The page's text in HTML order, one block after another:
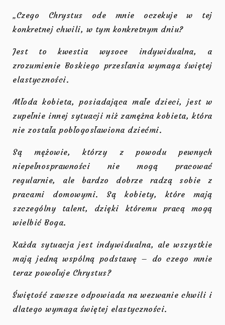
„Czego Chrystus ode mnie oczekuje w tej
konkretnej chwili, w tym konkretnym dniu?
Jest to kwestia wysoce indywidualna, a
zrozumienie Boskiego przesłania wymaga świętej
elastyczności.
Młoda kobieta, posiadająca małe dzieci, jest w
zupełnie innej sytuacji niż zamężna kobieta, która
nie została pobłogosławiona dziećmi.
Są mężowie, którzy z powodu pewnych
niepełnosprawności nie mogą pracować
regularnie, ale bardzo dobrze radzą sobie z
pracami domowymi. Są kobiety, które mają
szczególny talent, dzięki któremu pracą mogą
wielbić Boga.
Każda sytuacja jest indywidualna, ale wszystkie
mają jedną wspólną podstawę – do czego mnie
teraz powołuje Chrystus?
Świętość zawsze odpowiada na wezwanie chwili i
dlatego wymaga świętej elastyczności.